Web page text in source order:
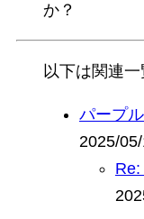
か？
以下は関連一
パープ
2025/